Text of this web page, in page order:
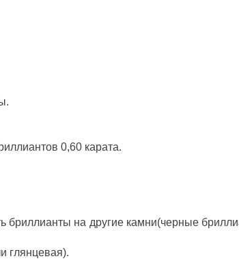
0,60 карата.
бриллианты на другие камни(черные
глянцевая).